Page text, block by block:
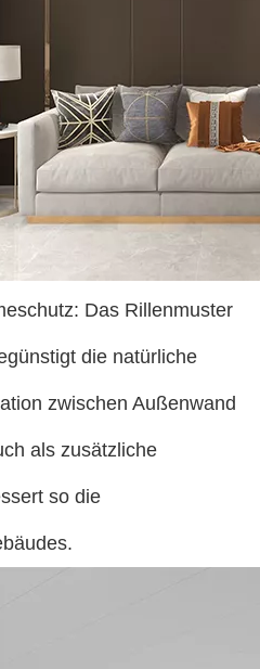
Das Rillenmuster
die natürliche
zwischen Außenwand
als zusätzliche
so die